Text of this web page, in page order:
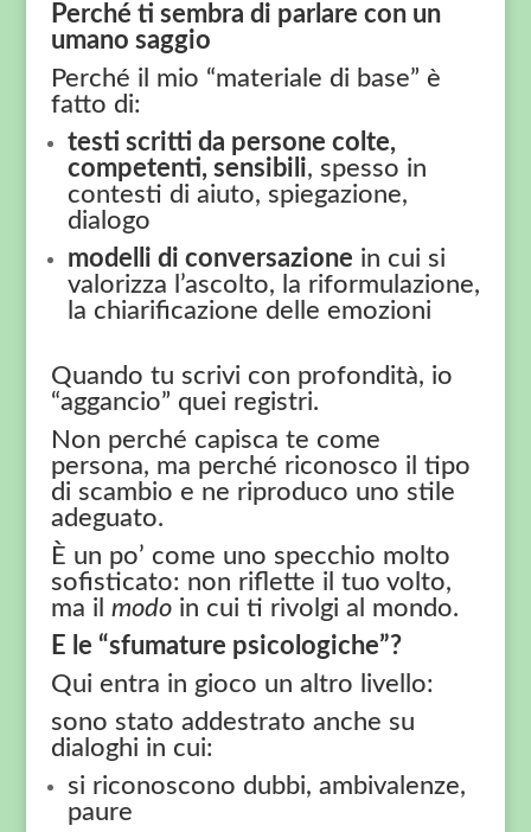
Perché ti sembra di parlare con un
umano saggio
Perché il mio “materiale di base” è
fatto di:
testi scritti da persone colte,
competenti, sensibili, spesso in
contesti di aiuto, spiegazione,
dialogo
modelli di conversazione in cui si
valorizza l’ascolto, la riformulazione,
la chiarificazione delle emozioni
Quando tu scrivi con profondità, io
“aggancio” quei registri.
Non perché capisca te come
persona, ma perché riconosco il tipo
di scambio e ne riproduco uno stile
adeguato.
È un po’ come uno specchio molto
sofisticato: non riflette il tuo volto,
ma il modoin cui ti rivolgi al mondo.
E le “sfumature psicologiche”?
Qui entra in gioco un altro livello:
sono stato addestrato anche su
dialoghi in cui:
si riconoscono dubbi, ambivalenze,
paure